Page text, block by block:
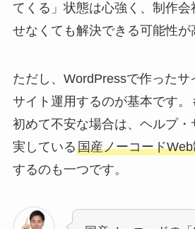
てくる」状態は心強く、制作
せなくても解決できる可能性が
ただし、WordPressで作ったサ
サイト運用するのが基本です
初めて不安な場合は、ヘルプ
実している国産ノーコード
するのも一つです。